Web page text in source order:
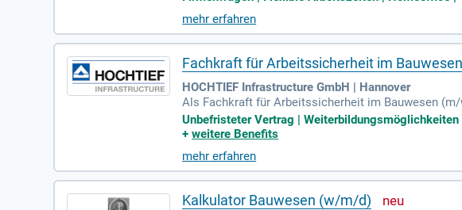
n Rückbauvorhaben verantwortlich. Zu Ihren
schriften. Voraussetzung ist ein abgeschlossenes
nkraftwerksrückbau sind von Vorteil, jedoch nicht
mehr erfahren
Fachkraft für Arbeitssicherheit im
HOCHTIEF Infrastructure GmbH | Hannover
Als Fachkraft für Arbeitssicherheit im Bauwesen
ojekte bei. Ihre Hauptaufgaben umfassen die
ommunizieren regelmäßig mit Baufachbehörden
sicherheit, ein Studium im Bauingenieurwesen oder
nft der Arbeitssicherheit im Bauwesen aktiv mit!
Unbefristeter Vertrag |
+weitere Benefits
mehr erfahren
Kalkulator Bauwesen (w/m/d)